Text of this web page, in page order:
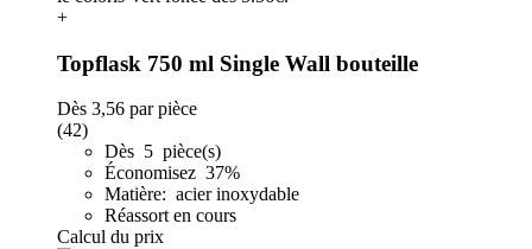
+
Topflask 750 ml Single Wall bouteille
Dès 3,56 par pièce
(42)
Dès 5 pièce(s)
Économisez 37%
Matière: acier inoxydable
Réassort en cours
Calcul du prix